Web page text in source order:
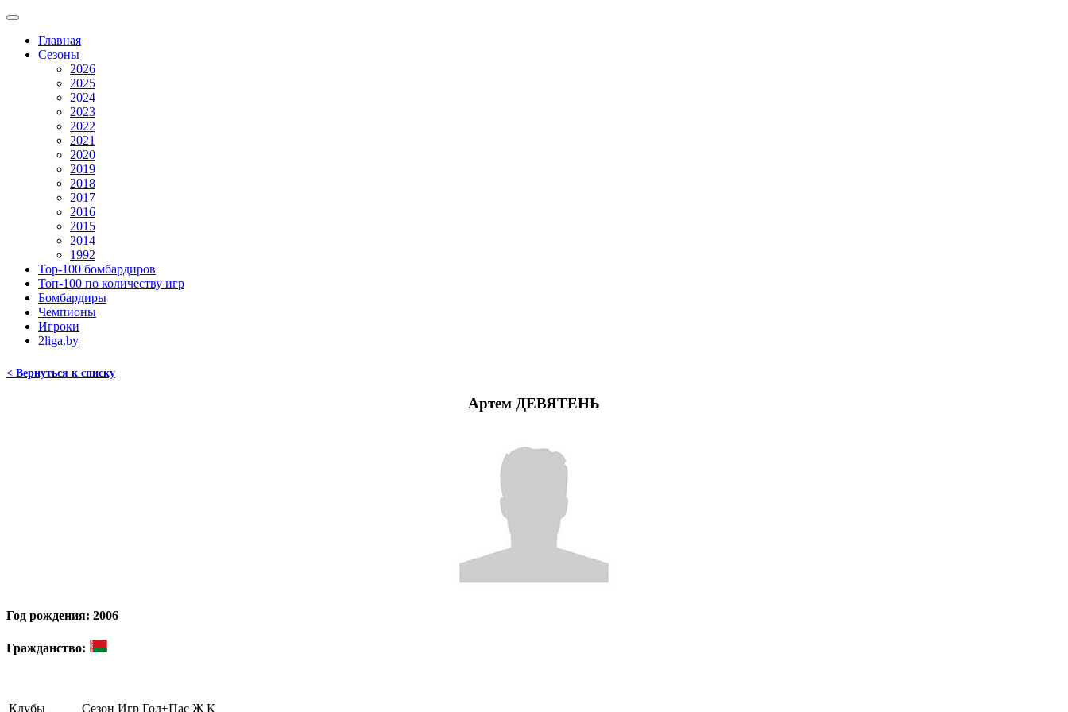
Главная
Сезоны
2026
2025
2024
2023
2022
2021
2020
2019
2018
2017
2016
2015
2014
1992
Top-100 бомбардиров
Топ-100 по количеству игр
Бомбардиры
Чемпионы
Игроки
2liga.by
< Вернуться к списку
Артем ДЕВЯТЕНЬ
Год рождения: 2006
Гражданство:
Клубы Сезон Игр Гол+Пас Ж К